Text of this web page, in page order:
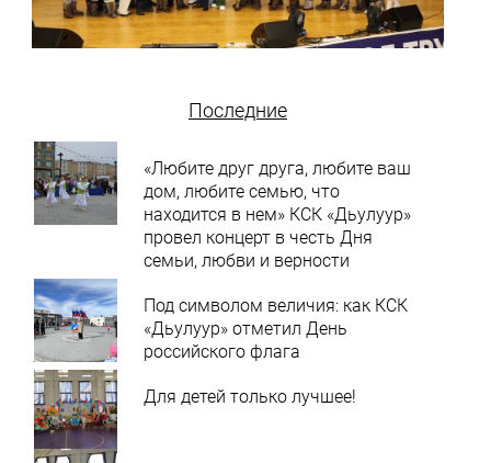
Последние
«Любите друг друга, любите ваш
дом, любите семью, что
находится в нем» КСК «Дьулуур»
провел концерт в честь Дня
семьи, любви и верности
Под символом величия: как КСК
«Дьулуур» отметил День
российского флага
Для детей только лучшее!